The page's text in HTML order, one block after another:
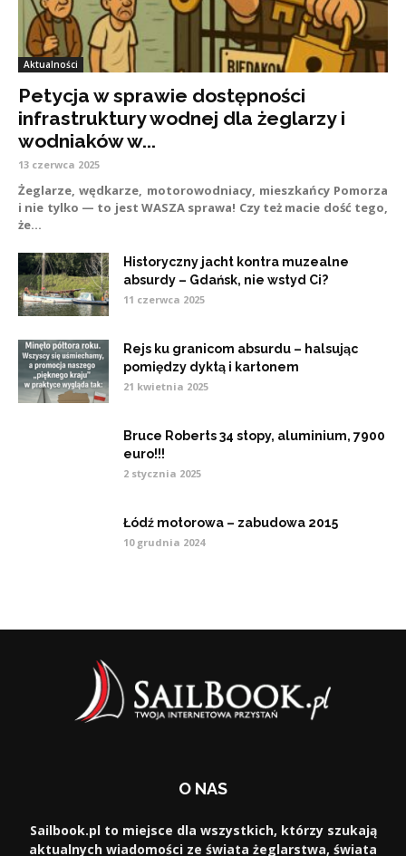
Aktualności
Petycja w sprawie dostępności
infrastruktury wodnej dla żeglarzy i
wodniaków w...
13 czerwca 2025
Żeglarze, wędkarze, motorowodniacy, mieszkańcy Pomorza
i nie tylko — to jest WASZA sprawa! Czy też macie dość tego,
że...
Historyczny jacht kontra muzealne
absurdy – Gdańsk, nie wstyd Ci?
11 czerwca 2025
Rejs ku granicom absurdu – halsując
pomiędzy dyktą i kartonem
21 kwietnia 2025
Bruce Roberts 34 stopy, aluminium, 7900
euro!!!
2 stycznia 2025
Łódź motorowa – zabudowa 2015
10 grudnia 2024
O NAS
Sailbook.pl to miejsce dla wszystkich, którzy szukają
aktualnych wiadomości ze świata żeglarstwa, świata